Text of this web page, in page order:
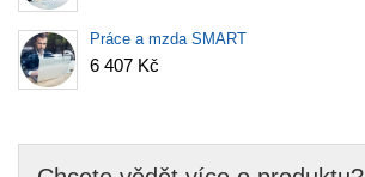
Práce a mzda SMART
6 407 Kč